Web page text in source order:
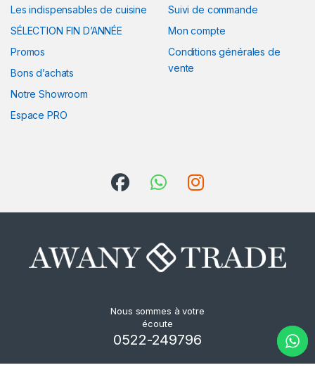
Les indispensables de cuisine
SÉLECTION FIN D’ANNÉE
Promos
Bons d’achats
Notre Showroom
Espace PRO
Suivi de commande
Mon compte
Conditions générales de
vente
Nous sommes à votre
écoute
0522-249796